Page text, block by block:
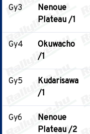
Gy3
Nenoue
Plateau /1
Gy4
Okuwacho
/1
Gy5
Kudarisawa
/1
Gy6
Nenoue
Plateau /2